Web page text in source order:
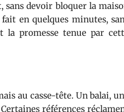
sans devoir bloquer la
en quelques minutes,
la promesse tenue par
au casse-tête. Un balai,
références